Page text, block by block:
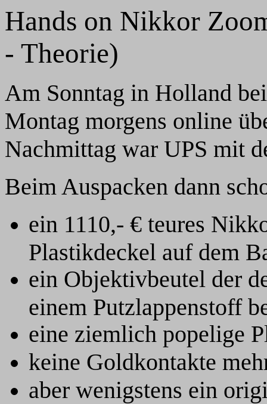
Hands on Nikkor
- Theorie)
Am Sonntag in Holland
Montag morgens online
Nachmittag war UPS mit
Beim Auspacken dann
ein 1110,- € teures
Plastikdeckel auf dem
ein Objektivbeutel der
einem Putzlappenstoff
eine ziemlich popelige
keine Goldkontakte
aber wenigstens ein